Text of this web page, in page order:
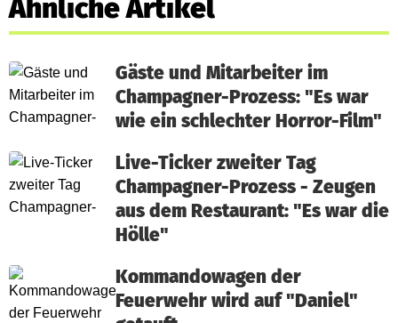
Ähnliche Artikel
Gäste und Mitarbeiter im
Champagner-Prozess: "Es war
wie ein schlechter Horror-Film"
Live-Ticker zweiter Tag
Champagner-Prozess - Zeugen
aus dem Restaurant: "Es war die
Hölle"
Kommandowagen der
Feuerwehr wird auf "Daniel"